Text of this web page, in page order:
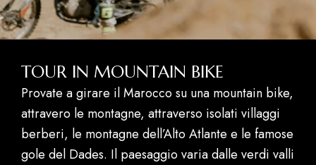
TOUR IN MOUNTAIN BIKE
Provate a girare il Marocco su una mountain bike,
attravero le montagne, attraverso isolati villaggi
berberi, le montagne dell’Alto Atlante e le famose
gole del Dades. Il paesaggio varia dalle verdi valli